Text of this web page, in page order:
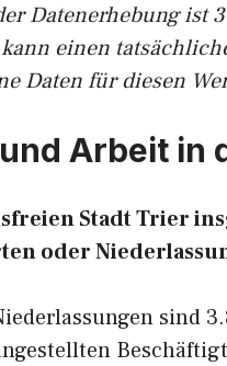
Datenerhebung ist
einen
Daten für diesen
Arbeit in
Stadt Trier
oder
sind